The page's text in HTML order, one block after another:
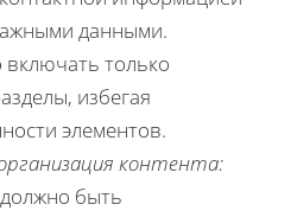
данными.
только
избегая
элементов.
контента:
быть